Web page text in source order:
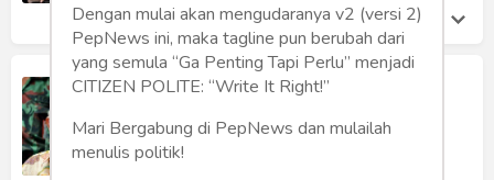
Sudah Saatnya Amien Rais Mundur
Rusdil Fikri
Sabtu 29 Dec, 2018
Dengan mulai akan mengudaranya v2 (versi 2)
PepNews ini, maka tagline pun berubah dari
yang semula “Ga Penting Tapi Perlu” menjadi
CITIZEN POLITE: “Write It Right!”
Mari Bergabung di PepNews dan mulailah
menulis politik!